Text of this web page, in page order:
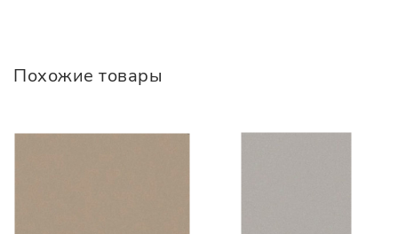
Похожие товары